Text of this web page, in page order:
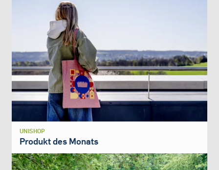
UNISHOP
Produkt des Monats